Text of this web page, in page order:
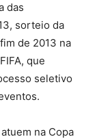
das
sorteio da
de 2013 na
que
seletivo
na Copa